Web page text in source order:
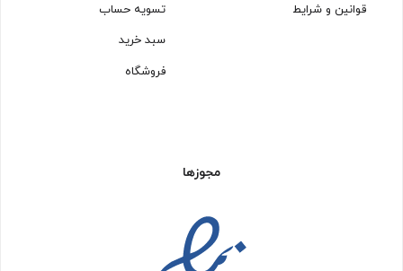
قوانین و شرایط
تسویه حساب
سبد خرید
فروشگاه
مجوزها